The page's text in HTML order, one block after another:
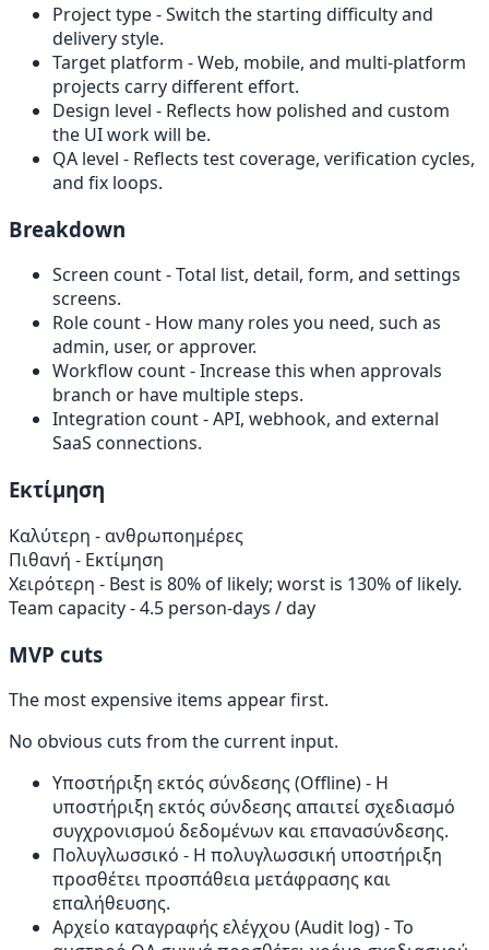
Project type- Switch the starting difficulty and
delivery style.
Target platform - Web, mobile, and multi-platform
projects carry different effort.
Design level - Reflects how polished and custom
the UI work will be.
QA level - Reflects test coverage, verification cycles,
and fix loops.
Breakdown
Screen count- Total list, detail, form, and settings
screens.
Role count- How many roles you need, such as
admin, user, or approver.
Workflow count- Increase this when approvals
branch or have multiple steps.
Integration count- API, webhook, and external
SaaS connections.
Εκτίμηση
Καλύτερη - ανθρωποημέρες
Πιθανή - Εκτίμηση
Χειρότερη - Best is 80% of likely; worst is 130% of likely.
Team capacity- 4.5 person-days / day
MVP cuts
The most expensive items appear first.
No obvious cuts from the current input.
Υποστήριξη εκτός σύνδεσης (Offline)- Η
υποστήριξη εκτός σύνδεσης απαιτεί σχεδιασμό
συγχρονισμού δεδομένων και επανασύνδεσης.
Πολυγλωσσικό - Η πολυγλωσσική υποστήριξη
προσθέτει προσπάθεια μετάφρασης και
επαλήθευσης.
Αρχείο καταγραφής ελέγχου (Audit log)- Το